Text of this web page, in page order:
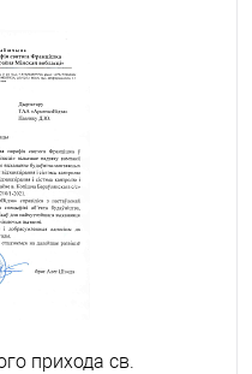
прихода св.